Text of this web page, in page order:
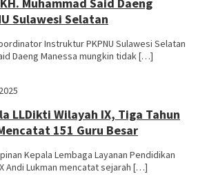
Sulawesi Selatan
Instruktur PKPNU Sulawesi Selatan
Daeng Manessa mungkin tidak […]
LLDikti Wilayah IX, Tiga Tahun
151 Guru Besar
Kepala Lembaga Layanan Pendidikan
Andi Lukman mencatat sejarah […]